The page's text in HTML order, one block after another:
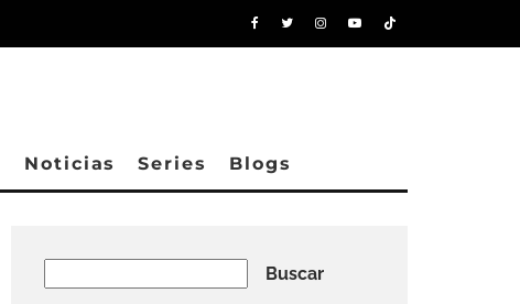
Noticias Series Blogs
Buscar